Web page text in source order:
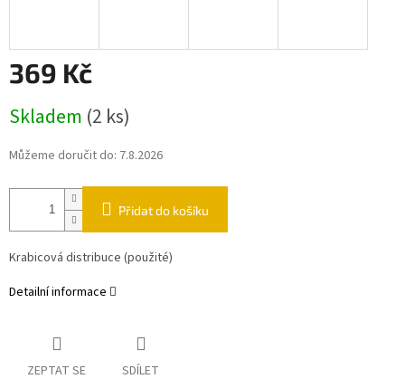
369 Kč
cena:
Skladem (2 ks)
Můžeme doručit do: 7.8.2026
Přidat do košíku
Krabicová distribuce (použité)
Detailní informace
ZEPTAT SE SDÍLET